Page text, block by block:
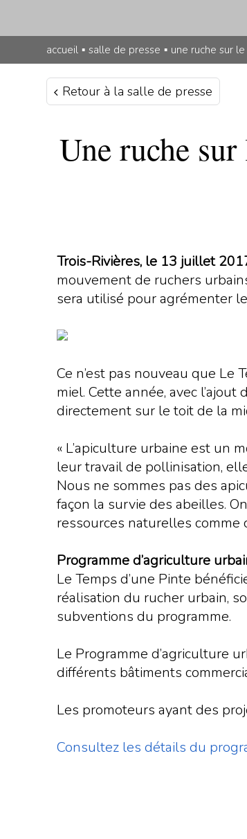
accueil ▪ salle de presse ▪ une ruche sur
Retour à la salle de presse
Une ruche
Trois-Rivières, le 13 juillet
mouvement de ruchers
sera utilisé pour agrémenter
Ce n’est pas nouveau que Le
miel. Cette année, avec
directement sur le toit de la
« L’apiculture urbaine est un
leur travail de pollinisation,
Nous ne sommes pas des
façon la survie des abeilles.
ressources naturelles comme
Programme d’agriculture
Le Temps d’une Pinte
réalisation du rucher urbain,
subventions du programme.
Le Programme d’agriculture
différents bâtiments
Les promoteurs ayant des
Consultez les détails du